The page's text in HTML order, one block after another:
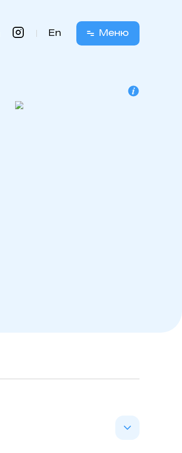
En Меню